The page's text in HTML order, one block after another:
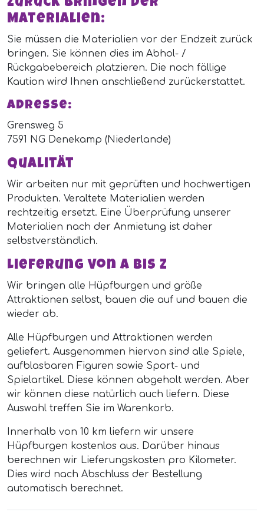
Zurück bringen der
Materialien:
Sie müssen die Materialien vor der Endzeit zurück
bringen. Sie können dies im Abhol- /
Rückgabebereich platzieren. Die noch fällige
Kaution wird Ihnen anschließend zurückerstattet.
Adresse:
Grensweg 5
7591 NG Denekamp (Niederlande)
Qualität
Wir arbeiten nur mit geprüften und hochwertigen
Produkten. Veraltete Materialien werden
rechtzeitig ersetzt. Eine Überprüfung unserer
Materialien nach der Anmietung ist daher
selbstverständlich.
Lieferung von A bis Z
Wir bringen alle Hüpfburgen und größe
Attraktionen selbst, bauen die auf und bauen die
wieder ab.
Alle Hüpfburgen und Attraktionen werden
geliefert. Ausgenommen hiervon sind alle Spiele,
aufblasbaren Figuren sowie Sport- und
Spielartikel. Diese können abgeholt werden. Aber
wir können diese natürlich auch liefern. Diese
Auswahl treffen Sie im Warenkorb.
Innerhalb von 10 km liefern wir unsere
Hüpfburgen kostenlos aus. Darüber hinaus
berechnen wir Lieferungskosten pro Kilometer.
Dies wird nach Abschluss der Bestellung
automatisch berechnet.